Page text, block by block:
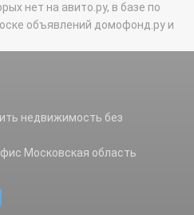
нет на авито.ру, в базе по
объявлений домофонд.ру и
недвижимость без
Московская область